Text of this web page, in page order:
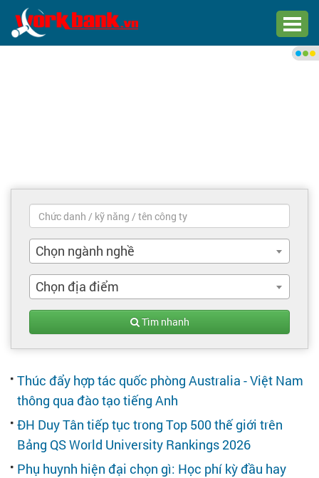
Trang chủ
Việc làm mới nhất
Tìm việc làm
Nhà tuyển dụng
Chọn ngành nghề
Chọn địa điểm
Tìm nhanh
Thúc đẩy hợp tác quốc phòng Australia - Việt Nam
thông qua đào tạo tiếng Anh
ĐH Duy Tân tiếp tục trong Top 500 thế giới trên
Bảng QS World University Rankings 2026
Phụ huynh hiện đại chọn gì: Học phí kỳ đầu hay